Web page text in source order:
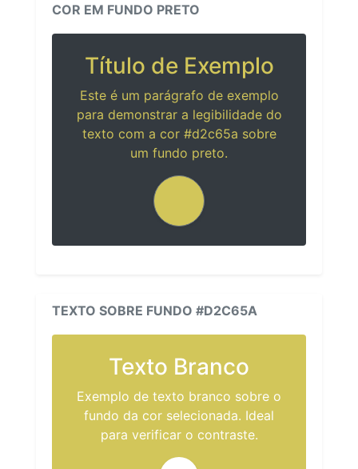
COR EM FUNDO PRETO
Título de Exemplo
Este é um parágrafo de exemplo
para demonstrar a legibilidade do
texto com a cor #d2c65a sobre
um fundo preto.
TEXTO SOBRE FUNDO #D2C65A
Texto Branco
Exemplo de texto branco sobre o
fundo da cor selecionada. Ideal
para verificar o contraste.